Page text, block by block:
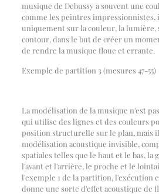
musique de Debussy a souvent une
comme les peintres impressionnistes,
uniquement sur la couleur, la lumière,
contour, dans le but de créer un
de rendre la musique floue et errante.
Exemple de partition 3 (mesures 47-55)
La modélisation de la musique n'est
qui utilise des lignes et des couleurs
position structurelle sur le plan, mais
modélisation acoustique invisible,
spatiales telles que le haut et le bas, la
l'avant et l'arrière, le proche et le
l'exemple 1 de la partition, l'exécution
donne une sorte d'effet acoustique de